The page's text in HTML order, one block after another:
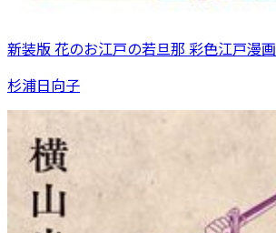
新装版 花のお江戸の若旦那 彩色江戸漫画
杉浦日向子